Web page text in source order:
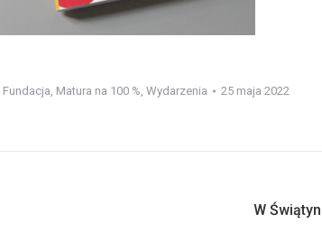
Fundacja, Matura na 100 %, Wydarzenia 25 maja 2022
W